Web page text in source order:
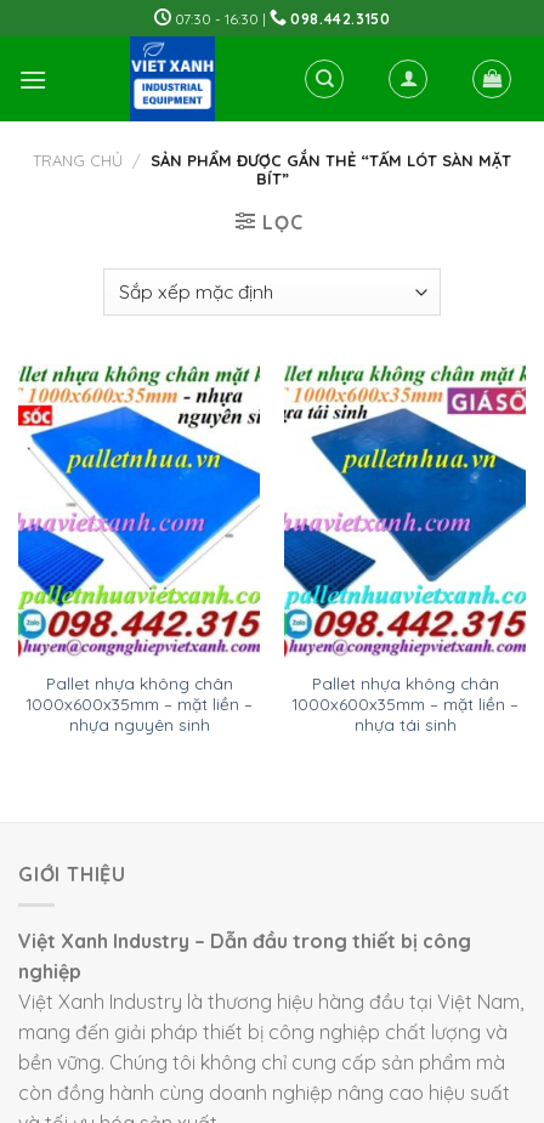
to
content
07:30 - 16:30 | 098.442.3150
TRANG CHỦ / SẢN PHẨM ĐƯỢC GẮN THẺ “TẤM LÓT SÀN MẶT
BÍT”
LỌC
Pallet nhựa không chân
1000x600x35mm – mặt liền –
nhựa nguyên sinh
Pallet nhựa không chân
1000x600x35mm – mặt liền –
nhựa tái sinh
GIỚI THIỆU
Việt Xanh Industry – Dẫn đầu trong thiết bị công
nghiệp
Việt Xanh Industry là thương hiệu hàng đầu tại Việt Nam,
mang đến giải pháp thiết bị công nghiệp chất lượng và
bền vững. Chúng tôi không chỉ cung cấp sản phẩm mà
còn đồng hành cùng doanh nghiệp nâng cao hiệu suất